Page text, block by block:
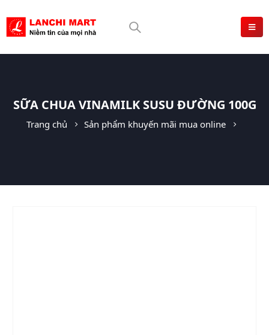
SỮA CHUA VINAMILK SUSU ĐƯỜNG 100G
Trang chủ Sản phẩm khuyến mãi mua online